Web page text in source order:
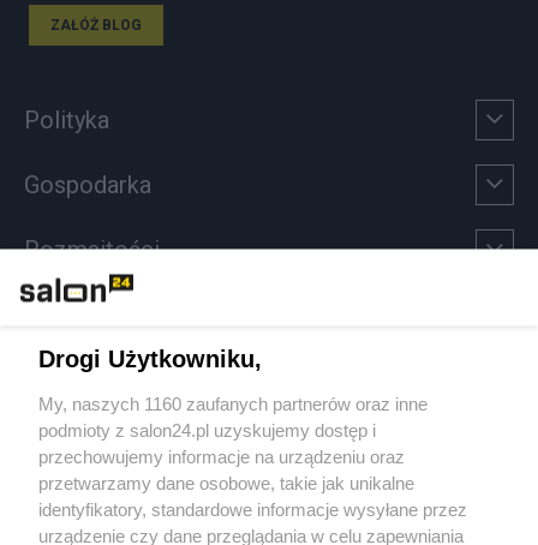
ZAŁÓŻ BLOG
Polityka
Gospodarka
Rozmaitości
Sport
Społeczeństwo
Kultura
Drogi Użytkowniku,
My, naszych 1160 zaufanych partnerów oraz inne
podmioty z salon24.pl uzyskujemy dostęp i
przechowujemy informacje na urządzeniu oraz
przetwarzamy dane osobowe, takie jak unikalne
identyfikatory, standardowe informacje wysyłane przez
urządzenie czy dane przeglądania w celu zapewniania